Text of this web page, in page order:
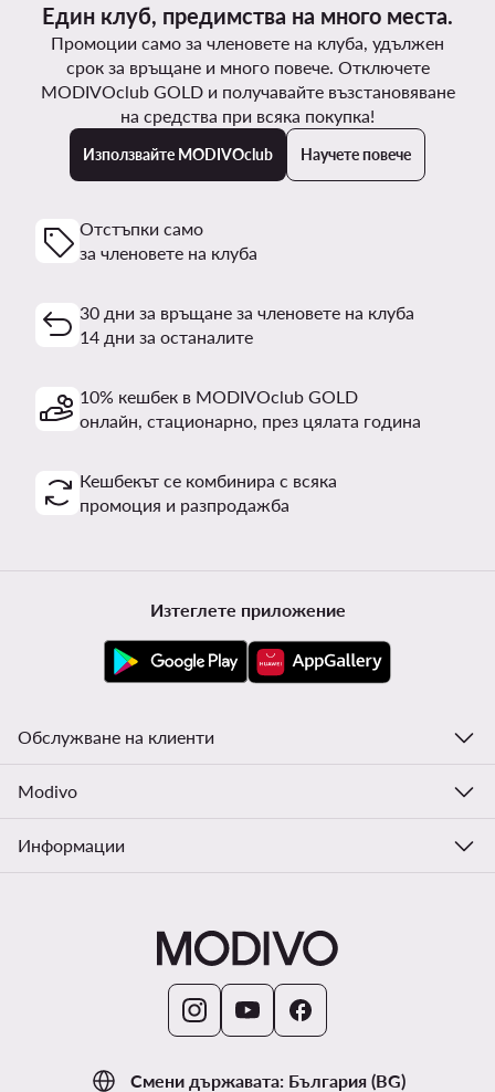
Един клуб, предимства на много места.
Промоции само за членовете на клуба, удължен
срок за връщане и много повече. Отключете
MODIVOclub GOLD и получавайте възстановяване
на средства при всяка покупка!
Използвайте MODIVOclub Научете повече
Отстъпки само
за членовете на клуба
30 дни за връщане за членовете на клуба
14 дни за останалите
10% кешбек в MODIVOclub GOLD
онлайн, стационарно, през цялата година
Кешбекът се комбинира с всяка
промоция и разпродажба
Смени държавата: България (BG)
Изтеглете приложение
Обслужване на клиенти
Modivo
Информации